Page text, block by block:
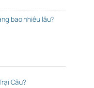
bao nhiêu lâu?
Câu?